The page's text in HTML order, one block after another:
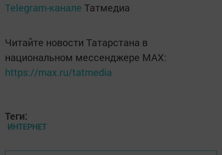
Telegram-канале Татмедиа
Читайте новости Татарстана в
национальном мессенджере MАХ:
https://max.ru/tatmedia
Теги:
ИНТЕРНЕТ